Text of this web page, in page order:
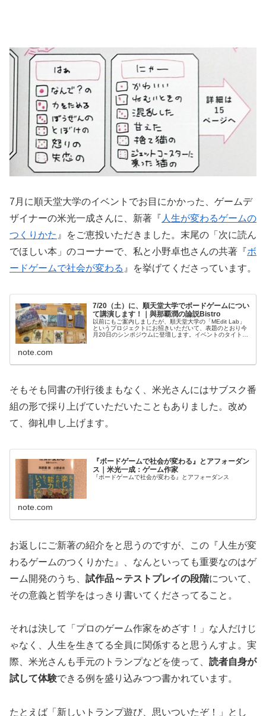
7月に順天堂大学のイベントでお目にかかった、ゲームデ
ザイナーの米光一成さんに、新著『 人生が変わるゲームの
つくりかた 』をご恵投いただきました。末尾の「次に読ん
でほしい本」のコーナーで、私と小野卓也さんの共著『ボ
ードゲームで社会が変わる 』を挙げてくださっています。
7/20（土）に、順天堂大学でボードゲームについ
て講演します！｜與那覇潤の論説Bistro
以前にもご案内しましたが、順天堂大学の「MEdit Lab」
というプロジェクトにお招きいただいて、表題のとおり今
月20日のシンポジウムに登壇します。イベントのタイトル
note.com
そもそも同書の刊行後まもなく、米光さんにはサブスク番
組の形で採り上げていただいたこともありました。改め
て、御礼申し上げます。
『ボードゲームで社会が変わる』とアフォーダン
ス｜米光一成：ゲーム作家
『ボードゲームで社会が変わる』とアフォーダンス
note.com
お返しにご新著の紹介をと思うのですが、この『人生が変
わるゲームのつくりかた』、なんといっても重要なのはゲ
ーム開発のうち、 試作品～テストプレイの段階について、
その意義と哲学をはっきり書いてくださってること。
それは決して「プロのゲーム作家をめざす！」な人だけじ
ゃなく、人生を生きてる全員に関係すると思うんすよ。実
際、米光さんも手元のトランプなどを使って、 読者自身が
試して体験できる例を盛り込みつつ書かれています。
たとえば「新しいトランプ遊び、思いついたぞ！」とし